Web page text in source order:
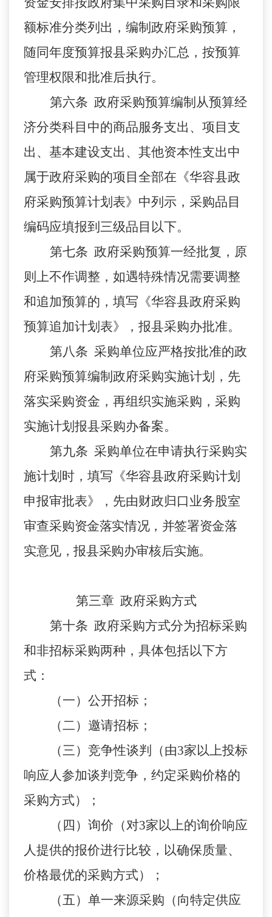
额标准分类列出，编制政府采购预算，
随同年度预算报县采购办汇总，按预算
管理权限和批准后执行。
第六条 政府采购预算编制从预算经
济分类科目中的商品服务支出、项目支
出、基本建设支出、其他资本性支出中
属于政府采购的项目全部在《华容县政
府采购预算计划表》中列示，采购品目
编码应填报到三级品目以下。
第七条 政府采购预算一经批复，原
则上不作调整，如遇特殊情况需要调整
和追加预算的，填写《华容县政府采购
预算追加计划表》，报县采购办批准。
第八条 采购单位应严格按批准的政
府采购预算编制政府采购实施计划，先
落实采购资金，再组织实施采购，采购
实施计划报县采购办备案。
第九条 采购单位在申请执行采购实
施计划时，填写《华容县政府采购计划
申报审批表》，先由财政归口业务股室
审查采购资金落实情况，并签署资金落
实意见，报县采购办审核后实施。
第三章 政府采购方式
第十条 政府采购方式分为招标采购
和非招标采购两种，具体包括以下方
式：
（一）公开招标；
（二）邀请招标；
（三）竞争性谈判（由3家以上投标
响应人参加谈判竞争，约定采购价格的
采购方式）；
（四）询价（对3家以上的询价响应
人提供的报价进行比较，以确保质量、
价格最优的采购方式）；
（五）单一来源采购（向特定供应